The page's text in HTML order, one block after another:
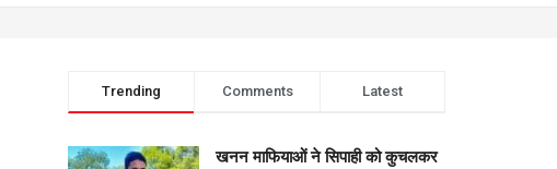
Trending Comments Latest
खनन माफियाओं ने सिपाही को कुचलकर